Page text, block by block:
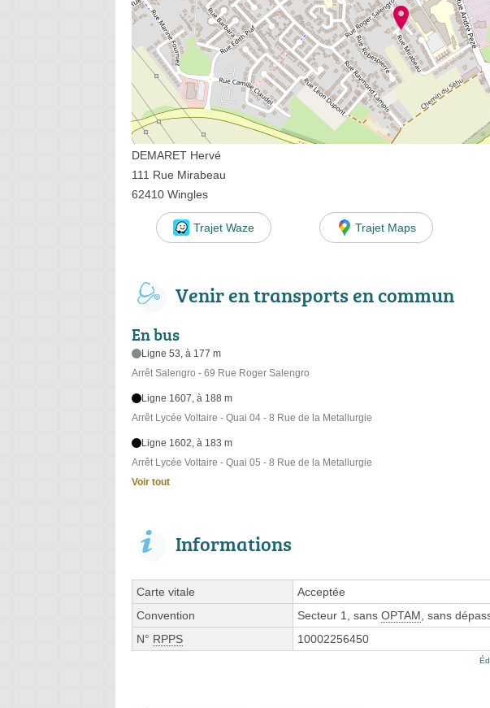
DEMARET Hervé
111 Rue Mirabeau
62410 Wingles
Trajet Waze Trajet Maps
Venir en transports en commun
En bus
Ligne 53, à 177 m
Arrêt Salengro - 69 Rue Roger Salengro
Ligne 1607, à 188 m
Arrêt Lycée Voltaire - Quai 04 - 8 Rue de la Metallurgie
Ligne 1602, à 183 m
Arrêt Lycée Voltaire - Quai 05 - 8 Rue de la Metallurgie
Voir tout
Informations
Carte vitale
Acceptée
Convention
Secteur 1, sans OPTAM, sans
N° RPPS 10002256450